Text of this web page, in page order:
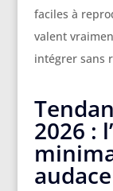
faciles à
valent
intégrer sans
2026 :
audace